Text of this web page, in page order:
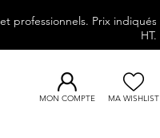
professionnels. Prix indiqués
HT.
MON COMPTE MA WISHLIST